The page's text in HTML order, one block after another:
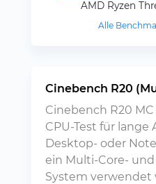
AMD Ryzen
Alle
Cinebench R20
Cinebench R20
CPU-Test für
Desktop- oder
ein Multi-Core-
System verwendet